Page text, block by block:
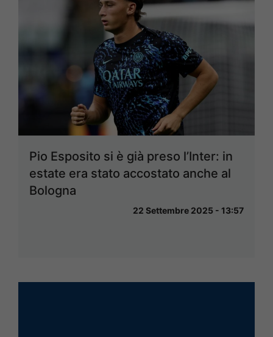
Pio Esposito si è già preso l’Inter: in
estate era stato accostato anche al
Bologna
22 Settembre 2025 - 13:57